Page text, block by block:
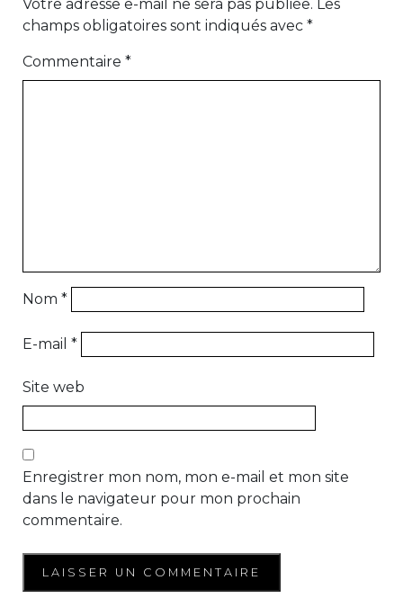
Votre adresse e-mail ne sera pas publiée. Les
champs obligatoires sont indiqués avec *
Commentaire *
Nom *
E-mail *
Site web
Enregistrer mon nom, mon e-mail et mon site
dans le navigateur pour mon prochain
commentaire.